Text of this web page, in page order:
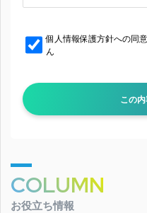
個人情報保護方針への同
ん
この
COLUMN
お役立ち情報